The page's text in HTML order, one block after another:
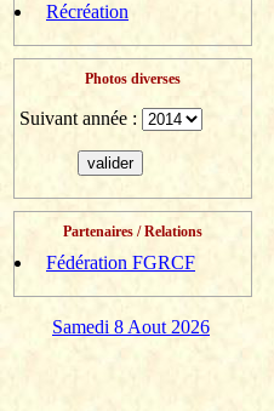
Récréation
Photos diverses
Suivant année :
Partenaires / Relations
Fédération FGRCF
Samedi 8 Aout 2026